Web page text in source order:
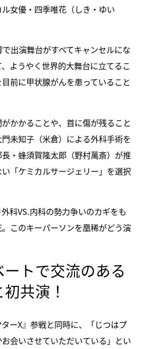
女優・四季唯花（しき・ゆい
出演舞台がすべてキャンセルにな
ようやく世界的大舞台に立てるこ
前に甲状腺がんを患っていること
かかることや、首に傷が残ること
未知子（米倉）による外科手術を
・蜂須賀隆太郎（野村萬斎）が推
「ケミカルサージェリー」を選択
科VS.内科の勢力争いのカギをも
このキーパーソンを凰稀がどう演
トで交流のある
共演！
ーX』参戦と同時に、「じつはプ
会いさせていただいている」とい